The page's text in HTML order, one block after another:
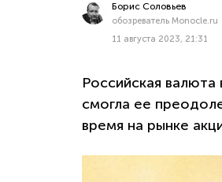
Борис Соловьев
обозреватель Monocle.ru
11 августа 2023, 21:31
Российская
смогла ее
время на рынке